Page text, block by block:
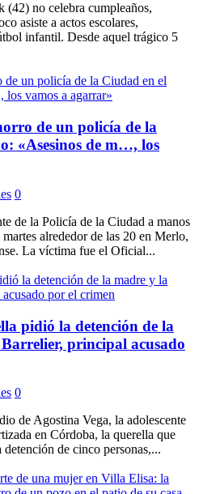
(42) no celebra cumpleaños,
asiste a actos escolares,
infantil. Desde aquel trágico 5
de un policía de la
«Asesinos de m…, los
0
de la Policía de la Ciudad a manos
alrededor de las 20 en Merlo,
La víctima fue el Oficial...
pidió la detención de la
principal acusado
0
de Agostina Vega, la adolescente
en Córdoba, la querella que
de cinco personas,...